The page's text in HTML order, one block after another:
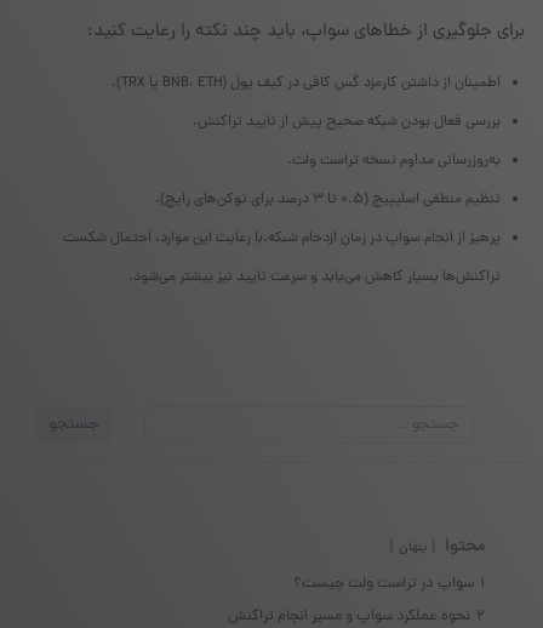
برای جلوگیری از خطاهای سواپ، باید چند نکته را رعایت کنید:
اطمینان از داشتن کارمزد گس کافی در کیف پول (BNB، ETH یا TRX).
بررسی فعال بودن شبکه صحیح پیش از تایید تراکنش.
به‌روزرسانی مداوم نسخه تراست ولت.
تنظیم منطقی اسلیپیج (۰.۵ تا ۳ درصد برای توکن‌های رایج).
پرهیز از انجام سواپ در زمان ازدحام شبکه.با رعایت این موارد، احتمال شکست
تراکنش‌ها بسیار کاهش می‌یابد و سرعت تایید نیز بیشتر می‌شود.
جستجو
محتوا پنهان
1 سواپ در تراست ولت چیست؟
2 نحوه عملکرد سواپ و مسیر انجام تراکنش